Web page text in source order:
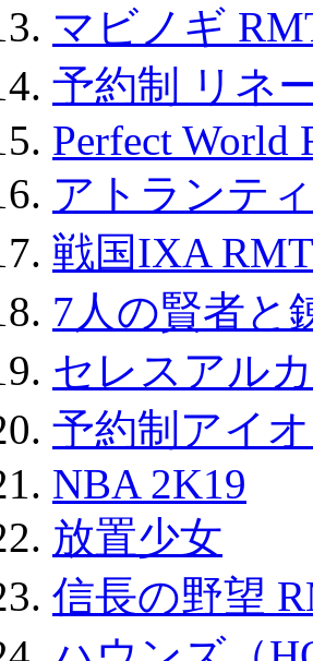
マビノギ
予約制 リネ
Perfect World
アトランテ
戦国IXA RMT
7人の賢者と
セレスアル
予約制アイ
NBA 2K19
放置少女
信長の野望